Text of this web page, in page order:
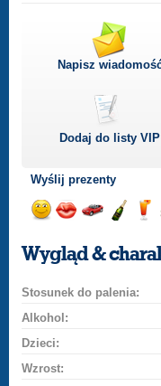
Napisz
Dodaj do listyVIP
Wyślij prezenty
uśmiech
buziakasamochodem
Wygląd &
Stosunek do palenia:
Alkohol:
Dzieci:
Wzrost: